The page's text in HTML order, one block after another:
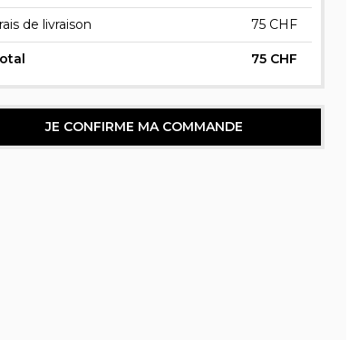
de livraison 75 CHF
75 CHF
JE CONFIRME MA COMMANDE